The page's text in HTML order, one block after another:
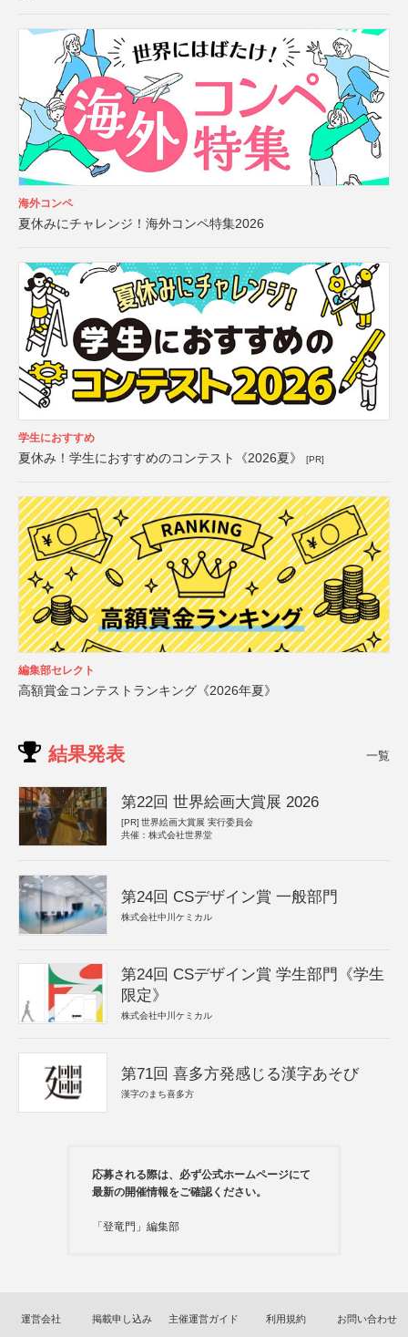
海外コンペ
夏休みにチャレンジ！海外コンペ特集2026
学生におすすめ
夏休み！学生におすすめのコンテスト《2026夏》 [PR]
編集部セレクト
高額賞金コンテストランキング《2026年夏》
結果発表 一覧
第22回 世界絵画大賞展 2026
[PR] 世界絵画大賞展 実行委員会
共催：株式会社世界堂
第24回 CSデザイン賞 一般部門
株式会社中川ケミカル
第24回 CSデザイン賞 学生部門《学生
限定》
株式会社中川ケミカル
第71回 喜多方発感じる漢字あそび
漢字のまち喜多方
応募される際は、必ず公式ホームページにて
最新の開催情報をご確認ください。
「登竜門」編集部
運営会社 掲載申し込み 主催運営ガイド 利用規約 お問い合わせ